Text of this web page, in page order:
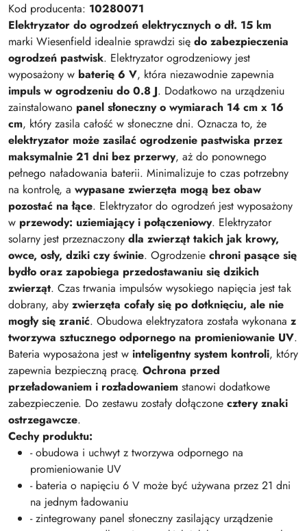
Kod producenta: 10280071
Elektryzator do ogrodzeń elektrycznych o dł. 15 km
marki Wiesenfield idealnie sprawdzi się do zabezpieczenia
ogrodzeń pastwisk. Elektryzator ogrodzeniowy jest
wyposażony w baterię 6 V, która niezawodnie zapewnia
impuls w ogrodzeniu do 0.8 J. Dodatkowo na urządzeniu
zainstalowano panel słoneczny o wymiarach 14 cm x 16
cm, który zasila całość w słoneczne dni. Oznacza to, że
elektryzator może zasilać ogrodzenie pastwiska przez
maksymalnie 21 dni bez przerwy, aż do ponownego
pełnego naładowania baterii. Minimalizuje to czas potrzebny
na kontrolę, a wypasane zwierzęta mogą bez obaw
pozostać na łące. Elektryzator do ogrodzeń jest wyposażony
w przewody: uziemiający i połączeniowy. Elektryzator
solarny jest przeznaczony dla zwierząt takich jak krowy,
owce, osły, dziki czy świnie. Ogrodzenie chroni pasące się
bydło oraz zapobiega przedostawaniu się dzikich
zwierząt. Czas trwania impulsów wysokiego napięcia jest tak
dobrany, aby zwierzęta cofały się po dotknięciu, ale nie
mogły się zranić. Obudowa elektryzatora została wykonana z
tworzywa sztucznego odpornego na promieniowanie UV.
Bateria wyposażona jest w inteligentny system kontroli, który
zapewnia bezpieczną pracę. Ochrona przed
przeładowaniem i rozładowaniem stanowi dodatkowe
zabezpieczenie. Do zestawu zostały dołączone cztery znaki
ostrzegawcze.
Cechy produktu:
- obudowa i uchwyt z tworzywa odpornego na
promieniowanie UV
- bateria o napięciu 6 V może być używana przez 21 dni
na jednym ładowaniu
- zintegrowany panel słoneczny zasilający urządzenie